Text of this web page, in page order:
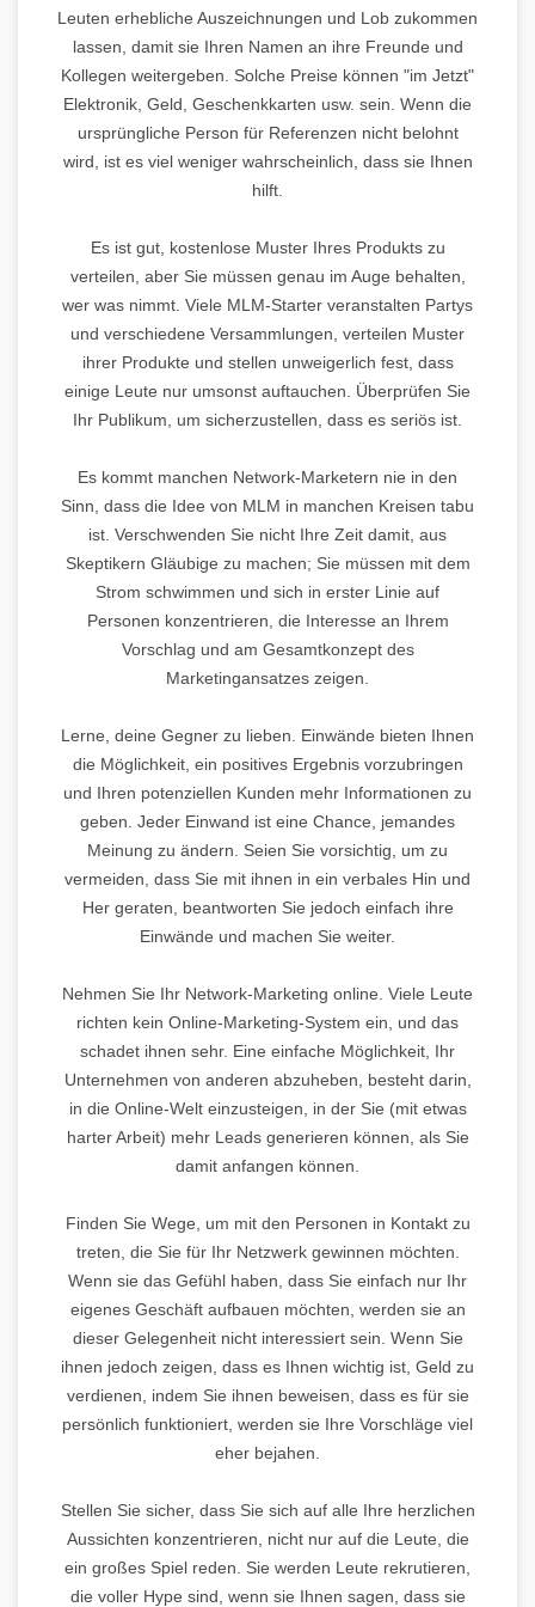
Leuten erhebliche Auszeichnungen und Lob zukommen
lassen, damit sie Ihren Namen an ihre Freunde und
Kollegen weitergeben. Solche Preise können "im Jetzt"
Elektronik, Geld, Geschenkkarten usw. sein. Wenn die
ursprüngliche Person für Referenzen nicht belohnt
wird, ist es viel weniger wahrscheinlich, dass sie Ihnen
hilft.
Es ist gut, kostenlose Muster Ihres Produkts zu
verteilen, aber Sie müssen genau im Auge behalten,
wer was nimmt. Viele MLM-Starter veranstalten Partys
und verschiedene Versammlungen, verteilen Muster
ihrer Produkte und stellen unweigerlich fest, dass
einige Leute nur umsonst auftauchen. Überprüfen Sie
Ihr Publikum, um sicherzustellen, dass es seriös ist.
Es kommt manchen Network-Marketern nie in den
Sinn, dass die Idee von MLM in manchen Kreisen tabu
ist. Verschwenden Sie nicht Ihre Zeit damit, aus
Skeptikern Gläubige zu machen; Sie müssen mit dem
Strom schwimmen und sich in erster Linie auf
Personen konzentrieren, die Interesse an Ihrem
Vorschlag und am Gesamtkonzept des
Marketingansatzes zeigen.
Lerne, deine Gegner zu lieben. Einwände bieten Ihnen
die Möglichkeit, ein positives Ergebnis vorzubringen
und Ihren potenziellen Kunden mehr Informationen zu
geben. Jeder Einwand ist eine Chance, jemandes
Meinung zu ändern. Seien Sie vorsichtig, um zu
vermeiden, dass Sie mit ihnen in ein verbales Hin und
Her geraten, beantworten Sie jedoch einfach ihre
Einwände und machen Sie weiter.
Nehmen Sie Ihr Network-Marketing online. Viele Leute
richten kein Online-Marketing-System ein, und das
schadet ihnen sehr. Eine einfache Möglichkeit, Ihr
Unternehmen von anderen abzuheben, besteht darin,
in die Online-Welt einzusteigen, in der Sie (mit etwas
harter Arbeit) mehr Leads generieren können, als Sie
damit anfangen können.
Finden Sie Wege, um mit den Personen in Kontakt zu
treten, die Sie für Ihr Netzwerk gewinnen möchten.
Wenn sie das Gefühl haben, dass Sie einfach nur Ihr
eigenes Geschäft aufbauen möchten, werden sie an
dieser Gelegenheit nicht interessiert sein. Wenn Sie
ihnen jedoch zeigen, dass es Ihnen wichtig ist, Geld zu
verdienen, indem Sie ihnen beweisen, dass es für sie
persönlich funktioniert, werden sie Ihre Vorschläge viel
eher bejahen.
Stellen Sie sicher, dass Sie sich auf alle Ihre herzlichen
Aussichten konzentrieren, nicht nur auf die Leute, die
ein großes Spiel reden. Sie werden Leute rekrutieren,
die voller Hype sind, wenn sie Ihnen sagen, dass sie